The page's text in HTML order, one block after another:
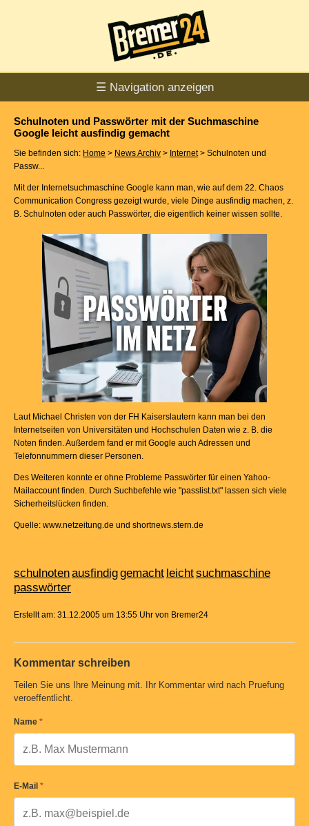
☰ Navigation anzeigen
Schulnoten und Passwörter mit der Suchmaschine
Google leicht ausfindig gemacht
Sie befinden sich: Home > News Archiv > Internet> Schulnoten und
Passw...
Mit der Internetsuchmaschine Google kann man, wie auf dem 22. Chaos
Communication Congress gezeigt wurde, viele Dinge ausfindig machen, z.
B. Schulnoten oder auch Passwörter, die eigentlich keiner wissen sollte.
Laut Michael Christen von der FH Kaiserslautern kann man bei den
Internetseiten von Universitäten und Hochschulen Daten wie z. B. die
Noten finden. Außerdem fand er mit Google auch Adressen und
Telefonnummern dieser Personen.
Des Weiteren konnte er ohne Probleme Passwörter für einen Yahoo-
Mailaccount finden. Durch Suchbefehle wie "passlist.txt" lassen sich viele
Sicherheitslücken finden.
Quelle: www.netzeitung.de und shortnews.stern.de
schulnotenausfindiggemacht leichtsuchmaschine
passwörter
Erstellt am: 31.12.2005 um 13:55 Uhr von Bremer24
Kommentar schreiben
Teilen Sie uns Ihre Meinung mit. Ihr Kommentar wird nach Pruefung
veroeffentlicht.
Name *
E-Mail *